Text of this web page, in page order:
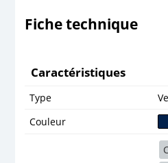
Fiche technique
Caractéristiques
Type
Couleur